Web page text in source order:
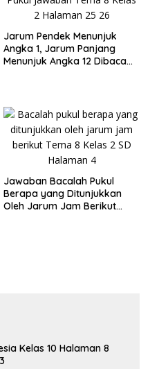
Jarum Pendek Menunjuk
Angka 1, Jarum Panjang
Menunjuk Angka 12 Dibaca
Jawaban Bacalah Pukul
Berapa yang Ditunjukkan
Oleh Jarum Jam Berikut
Kelas 10 Halaman 8